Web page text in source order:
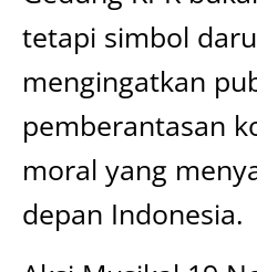
tetapi simbol
mengingatkan
pemberantasan
moral yang
depan Indonesia.